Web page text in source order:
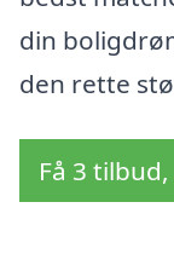
din
den rette
Få 3